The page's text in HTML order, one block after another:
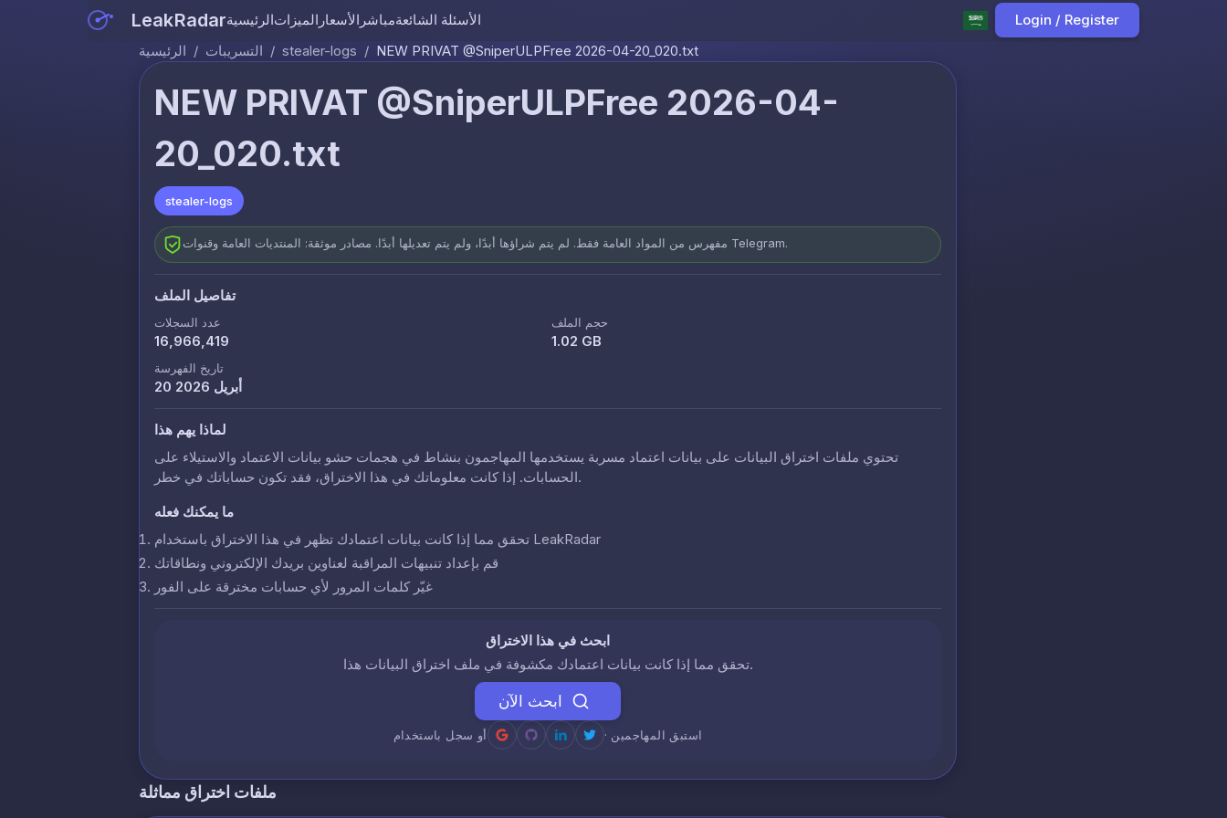
LeakRadarالرئيسيةالميزات الأسعار مباشرالأسئلة الشائعة
Login / Register
الرئيسية / التسريبات / stealer-logs / NEW PRIVAT @SniperULPFree 2026-04-20_020.txt
NEW PRIVAT @SniperULPFree 2026-04-
20_020.txt
stealer-logs
مفهرس من المواد العامة فقط. لم يتم شراؤها أبدًا، ولم يتم تعديلها أبدًا. مصادر موثقة: المنتديات العامة وقنوات Telegram.
تفاصيل الملف
عدد السجلات
16,966,419
حجم الملف
1.02 GB
تاريخ الفهرسة
20 أبريل 2026
لماذا يهم هذا
تحتوي ملفات اختراق البيانات على بيانات اعتماد مسربة يستخدمها المهاجمون بنشاط في هجمات حشو بيانات الاعتماد والاستيلاء على
الحسابات. إذا كانت معلوماتك في هذا الاختراق، فقد تكون حساباتك في خطر.
ما يمكنك فعله
تحقق مما إذا كانت بيانات اعتمادك تظهر في هذا الاختراق باستخدام LeakRadar
قم بإعداد تنبيهات المراقبة لعناوين بريدك الإلكتروني ونطاقاتك
غيّر كلمات المرور لأي حسابات مخترقة على الفور
ابحث في هذا الاختراق
تحقق مما إذا كانت بيانات اعتمادك مكشوفة في ملف اختراق البيانات هذا.
ابحث الآن
أو سجل باستخدام · استبق المهاجمين
ملفات اختراق مماثلة